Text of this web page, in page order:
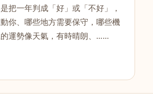
把一年判成「好」或「不好」，
你、哪些地方需要保守，哪些機
運勢像天氣，有時晴朗、……